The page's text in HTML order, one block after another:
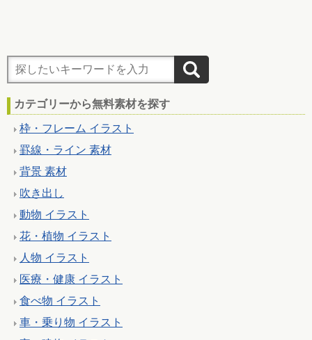
カテゴリーから無料素材を探す
枠・フレーム イラスト
罫線・ライン 素材
背景 素材
吹き出し
動物 イラスト
花・植物 イラスト
人物 イラスト
医療・健康 イラスト
食べ物 イラスト
車・乗り物 イラスト